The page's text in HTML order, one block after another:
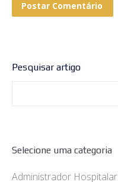
Postar Comentário
Pesquisar artigo
Selecione uma categoria
Administrador Hospitalar